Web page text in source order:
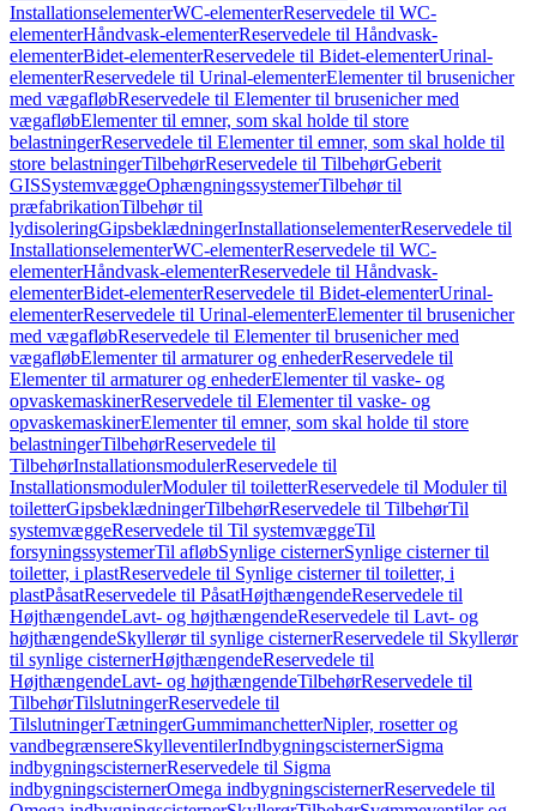
InstallationselementerWC-elementerReservedele til WC-
elementerHåndvask-elementerReservedele til Håndvask-
elementerBidet-elementerReservedele til Bidet-elementerUrinal-
elementerReservedele til Urinal-elementerElementer til brusenicher
med vægafløbReservedele til Elementer til brusenicher med
vægafløbElementer til emner, som skal holde til store
belastningerReservedele til Elementer til emner, som skal holde til
store belastningerTilbehørReservedele til TilbehørGeberit
GISSystemvæggeOphængningssystemerTilbehør til
præfabrikationTilbehør til
lydisoleringGipsbeklædningerInstallationselementerReservedele til
InstallationselementerWC-elementerReservedele til WC-
elementerHåndvask-elementerReservedele til Håndvask-
elementerBidet-elementerReservedele til Bidet-elementerUrinal-
elementerReservedele til Urinal-elementerElementer til brusenicher
med vægafløbReservedele til Elementer til brusenicher med
vægafløbElementer til armaturer og enhederReservedele til
Elementer til armaturer og enhederElementer til vaske- og
opvaskemaskinerReservedele til Elementer til vaske- og
opvaskemaskinerElementer til emner, som skal holde til store
belastningerTilbehørReservedele til
TilbehørInstallationsmodulerReservedele til
InstallationsmodulerModuler til toiletterReservedele til Moduler til
toiletterGipsbeklædningerTilbehørReservedele til TilbehørTil
systemvæggeReservedele til Til systemvæggeTil
forsyningssystemerTil afløbSynlige cisternerSynlige cisterner til
toiletter, i plastReservedele til Synlige cisterner til toiletter, i
plastPåsatReservedele til PåsatHøjthængendeReservedele til
HøjthængendeLavt- og højthængendeReservedele til Lavt- og
højthængendeSkyllerør til synlige cisternerReservedele til Skyllerør
til synlige cisternerHøjthængendeReservedele til
HøjthængendeLavt- og højthængendeTilbehørReservedele til
TilbehørTilslutningerReservedele til
TilslutningerTætningerGummimanchetterNipler, rosetter og
vandbegrænsereSkylleventilerIndbygningscisternerSigma
indbygningscisternerReservedele til Sigma
indbygningscisternerOmega indbygningscisternerReservedele til